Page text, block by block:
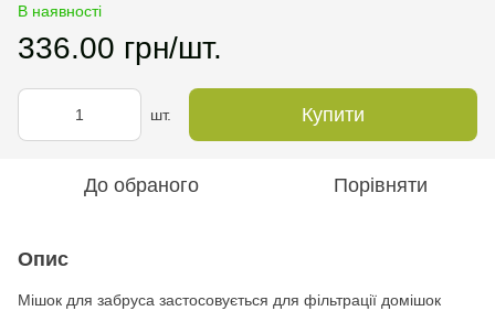
В наявності
336.00 грн/шт.
шт. Купити
До обраного Порівняти
Опис
Мішок для забруса застосовується для фільтрації домішок